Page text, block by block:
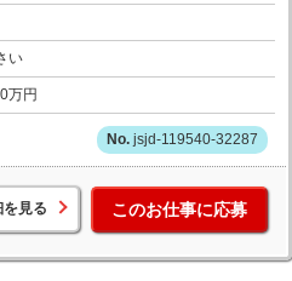
い
万円
jsjd-119540-32287
を見る このお仕事に応募